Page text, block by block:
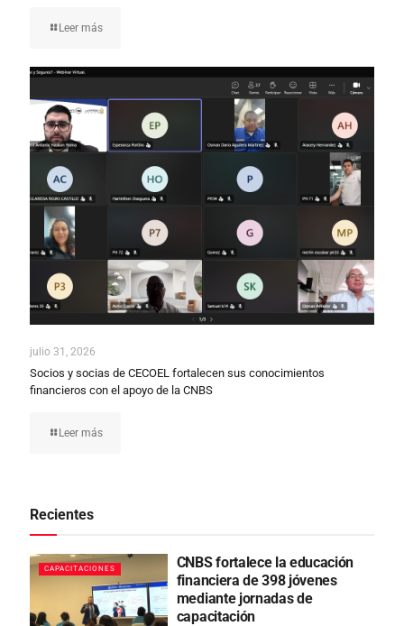
Leer más
julio 31, 2026
Socios y socias de CECOEL fortalecen sus conocimientos
financieros con el apoyo de la CNBS
Leer más
Recientes
CAPACITACIONES
CNBS fortalece la educación
financiera de 398 jóvenes
mediante jornadas de
capacitación